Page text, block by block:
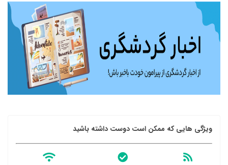
ویژگی هایی که ممکن است دوست داشته باشید